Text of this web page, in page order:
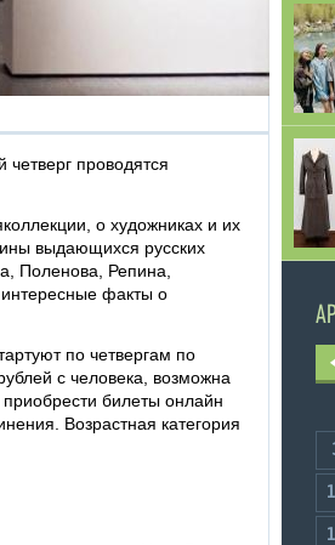
проводятся
о художниках и их
выдающихся русских
Поленова, Репина,
интересные факты о
по четвергам по
с человека, возможна
билеты онлайн
Возрастная категория